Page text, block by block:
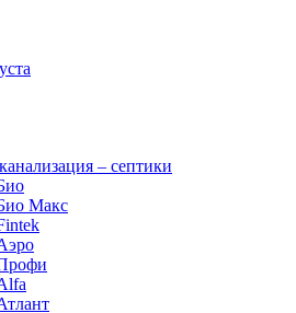
– септики
Макс